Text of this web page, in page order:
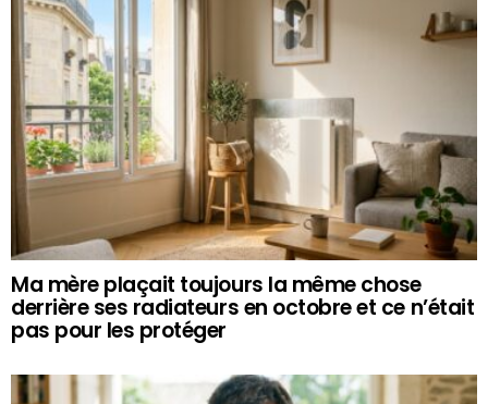
Ma mère plaçait toujours la même chose
derrière ses radiateurs en octobre et ce n’était
pas pour les protéger